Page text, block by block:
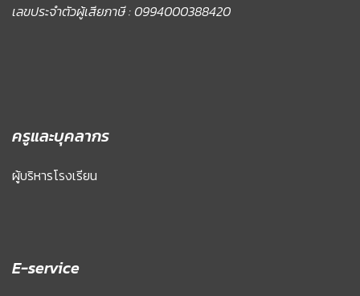
เลขประจำตัวผู้เสียภาษี : 0994000388420
ครูและบุคลากร
ผู้บริหารโรงเรียน
E-service